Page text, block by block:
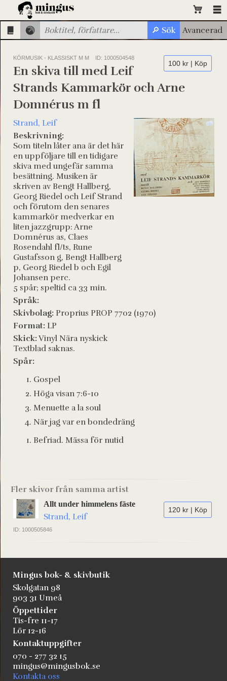
KÖRMUSIK - KLASSISKT M M ID: 1000504548
100 kr | Köp
En skiva till med Leif
Strands Kammarkör och Arne
Domnérus m fl
Strand, Leif
Beskrivning:
Som titeln låter ana är det här
en uppföljare till en tidigare
skiva med ungefär samma
besättning. Musiken är
skriven av Bengt Hallberg,
Georg Riedel och Leif Strand
och förutom den senares
kammarkör medverkar en
liten jazzgrupp: Arne
Domnérus as, Claes
Rosendahl fl/ts, Rune
Gustafsson g, Bengt Hallberg
p, Georg Riedel b och Egil
Johansen perc.
5 spår; speltid ca 33 min.
Språk:
Skivbolag: Proprius PROP 7702 (1970)
Format: LP
Skick:Vinyl Nära nyskick
Textblad saknas.
Spår:
Gospel
Höga visan 7:6-10
Menuette a la soul
När jag var en bondedräng
Befriad. Mässa för nutid
Fler skivor från samma artist
120 kr | Köp
Allt under himmelens fäste
Strand, Leif
ID: 1000505846
Mingus bok- & skivbutik
Skolgatan 98
903 31 Umeå
Öppettider
Tis-fre 11-17
Lör 12-16
Kontaktuppgifter
070 - 277 32 15
mingus@mingusbok.se
Kontakta oss